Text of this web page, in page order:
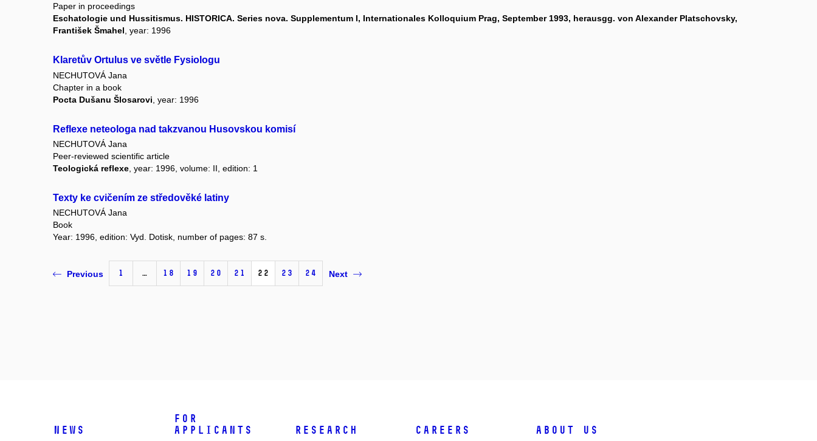
Paper in proceedings
Eschatologie und Hussitismus. HISTORICA. Series nova. Supplementum I, Internationales Kolloquium Prag, September 1993, herausgg. von Alexander Platschovsky,
František Šmahel, year: 1996
Klaretův Ortulus ve světle Fysiologu
NECHUTOVÁ Jana
Chapter in a book
Pocta Dušanu Šlosarovi , year: 1996
Reflexe neteologa nad takzvanou Husovskou komisí
NECHUTOVÁ Jana
Peer-reviewed scientific article
Teologická reflexe , year: 1996, volume: II, edition: 1
Texty ke cvičením ze středověké latiny
NECHUTOVÁ Jana
Book
Year: 1996, edition: Vyd. Dotisk, number of pages: 87 s.
Previous 1 … 18 19 20 21 22 23 24 Next
News
For
applicants
Research Careers About us